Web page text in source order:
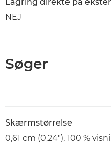
NEJ
Søger
Skærmstørrelse
0,61 cm (0,24"), 100 %